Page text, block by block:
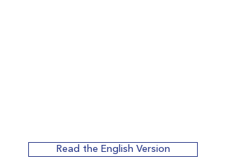
Read the English Version